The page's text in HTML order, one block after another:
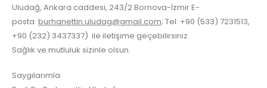
Uludağ, Ankara caddesi, 243/2 Bornova-İzmir E-
posta: burhanettin.uludag@gmail.com; Tel: +90 (533) 7231513,
+90 (232) 3437337) ile iletişime geçebilirsiniz.
Sağlık ve mutluluk sizinle olsun.
Saygılarımla